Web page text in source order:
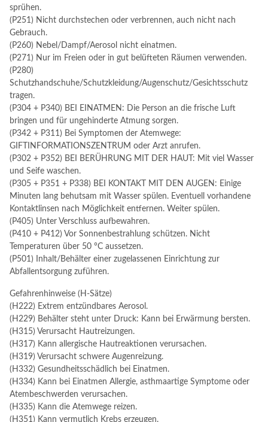
sprühen.
(P251) Nicht durchstechen oder verbrennen, auch nicht nach
Gebrauch.
(P260) Nebel/Dampf/Aerosol nicht einatmen.
(P271) Nur im Freien oder in gut belüfteten Räumen verwenden.
(P280)
Schutzhandschuhe/Schutzkleidung/Augenschutz/Gesichtsschutz
tragen.
(P304 + P340) BEI EINATMEN: Die Person an die frische Luft
bringen und für ungehinderte Atmung sorgen.
(P342 + P311) Bei Symptomen der Atemwege:
GIFTINFORMATIONSZENTRUM oder Arzt anrufen.
(P302 + P352) BEI BERÜHRUNG MIT DER HAUT: Mit viel Wasser
und Seife waschen.
(P305 + P351 + P338) BEI KONTAKT MIT DEN AUGEN: Einige
Minuten lang behutsam mit Wasser spülen. Eventuell vorhandene
Kontaktlinsen nach Möglichkeit entfernen. Weiter spülen.
(P405) Unter Verschluss aufbewahren.
(P410 + P412) Vor Sonnenbestrahlung schützen. Nicht
Temperaturen über 50 °C aussetzen.
(P501) Inhalt/Behälter einer zugelassenen Einrichtung zur
Abfallentsorgung zuführen.
Gefahrenhinweise (H-Sätze)
(H222) Extrem entzündbares Aerosol.
(H229) Behälter steht unter Druck: Kann bei Erwärmung bersten.
(H315) Verursacht Hautreizungen.
(H317) Kann allergische Hautreaktionen verursachen.
(H319) Verursacht schwere Augenreizung.
(H332) Gesundheitsschädlich bei Einatmen.
(H334) Kann bei Einatmen Allergie, asthmaartige Symptome oder
Atembeschwerden verursachen.
(H335) Kann die Atemwege reizen.
(H351) Kann vermutlich Krebs erzeugen.